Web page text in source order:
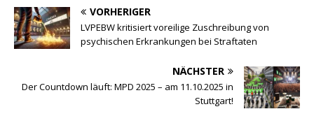
VORHERIGER
LVPEBW kritisiert voreilige Zuschreibung von
psychischen Erkrankungen bei Straftaten
NÄCHSTER
Der Countdown läuft: MPD 2025 – am 11.10.2025 in
Stuttgart!